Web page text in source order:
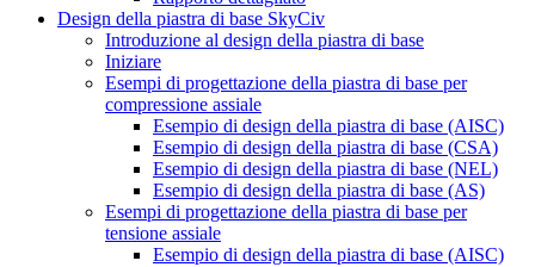
Design della piastra di base SkyCiv
Introduzione al design della piastra di base
Iniziare
Esempi di progettazione della piastra di base per
compressione assiale
Esempio di design della piastra di base (AISC)
Esempio di design della piastra di base (CSA)
Esempio di design della piastra di base (NEL)
Esempio di design della piastra di base (AS)
Esempi di progettazione della piastra di base per
tensione assiale
Esempio di design della piastra di base (AISC)